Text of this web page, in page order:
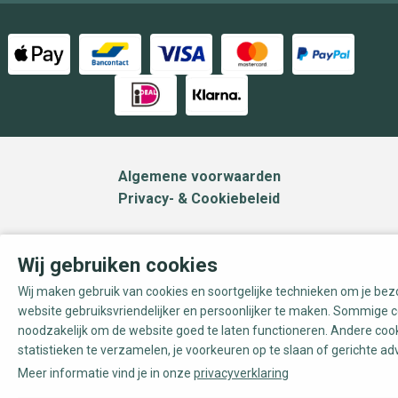
Algemene voorwaarden
Privacy- & Cookiebeleid
Wij gebruiken cookies
Wij maken gebruik van cookies en soortgelijke technieken om je
website gebruiksvriendelijker en persoonlijker te maken. Sommige
noodzakelijk om de website goed te laten functioneren. Andere
statistieken te verzamelen, je voorkeuren op te slaan of gerichte
Meer informatie vind je in onze privacyverklaring